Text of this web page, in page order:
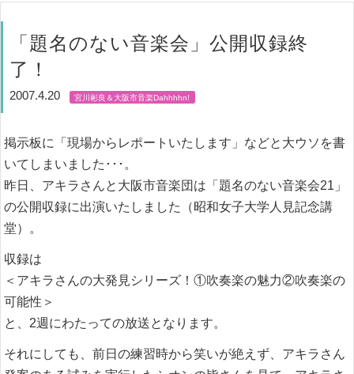
「題名のない音楽会」公開収録終
了！
2007.4.20 宮川彬良＆大阪市音楽Dahhhhn!
掲示板に「現場からレポートいたします」などと大ウソを書
いてしまいました･･･。
昨日、アキラさんと大阪市音楽団は「題名のない音楽会21」
の公開収録に出演いたしました（昭和女子大学人見記念講
堂）。
収録は
＜アキラさんの大発見シリーズ！①吹奏楽の魅力②吹奏楽の
可能性＞
と、2週にわたっての放送となります。
それにしても、前日の練習時から笑いが絶えず、アキラさん